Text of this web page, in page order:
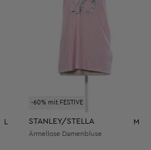
-60% mit FESTIVE
STANLEY/STELLA M
Ärmellose Damenbluse